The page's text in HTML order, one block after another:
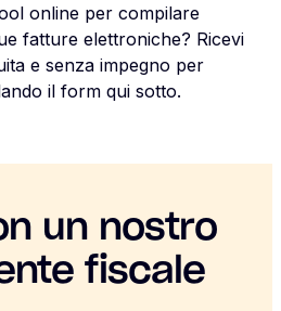
online per compilare
fatture elettroniche? Ricevi
e senza impegno per
il form qui sotto.
un nostro
fiscale